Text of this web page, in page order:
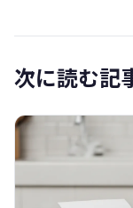
次に読む記